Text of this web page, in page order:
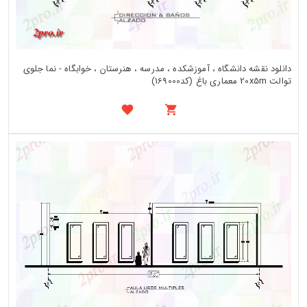
دانلود نقشه دانشگاه ، آموزشکده ، مدرسه ، هنرستان ، خوابگاه - نما جلوی
توالت 20x5m معماری باغ (کد169000)